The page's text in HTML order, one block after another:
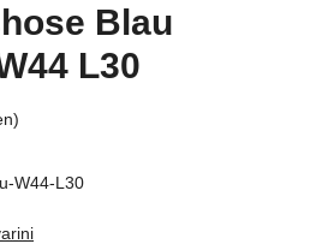
Blau
L30
W44-L30